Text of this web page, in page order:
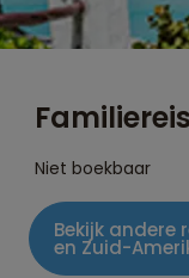
Niet boekbaar
Bekijk andere
en Zuid-